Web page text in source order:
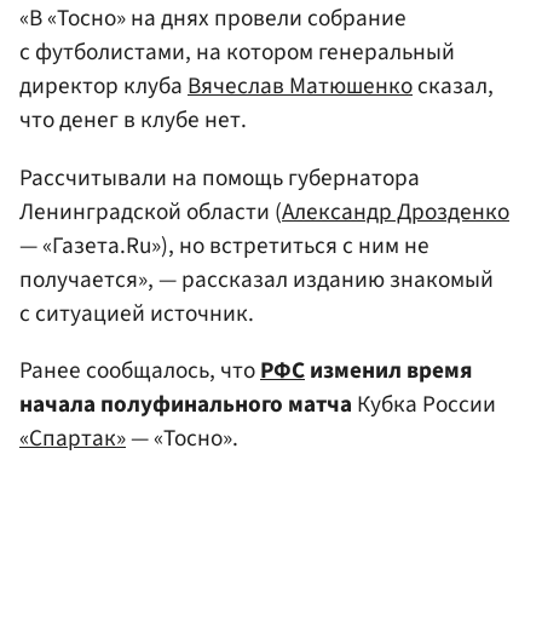
«В «Тосно» на днях провели собрание
с футболистами, на котором генеральный
директор клубаВячеслав Матюшенкосказал,
что денег в клубе нет.
Рассчитывали на помощь губернатора
Ленинградской области (Александр Дрозденко
— «Газета.Ru»), но встретиться с ним не
получается», — рассказал изданию знакомый
с ситуацией источник.
Ранее сообщалось, чтоРФСизменил время
начала полуфинального матча Кубка России
«Спартак»— «Тосно».